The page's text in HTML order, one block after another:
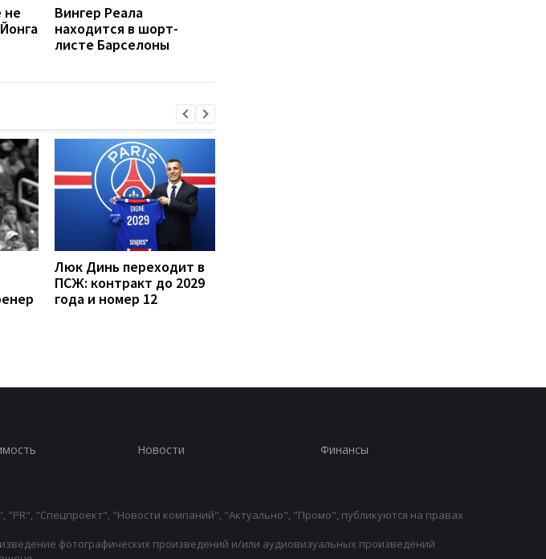
не
Вингер Реала
находится в шорт-
листе Барселоны
Люк Динь переходит в
ПСЖ: контракт до 2029
года и номер 12
Новости Финансы
"Спецпроект", "Новости компаний", "Актуально", "Промо", публикуются на правах
фотографических произведений и/или аудиовизуальных произведений